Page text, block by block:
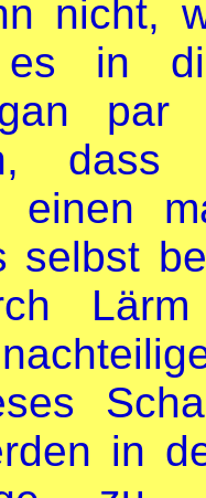
nicht,
es in
dass
einen
selbst
in